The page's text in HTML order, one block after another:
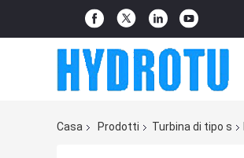
Casa Prodotti Turbina di tipo s